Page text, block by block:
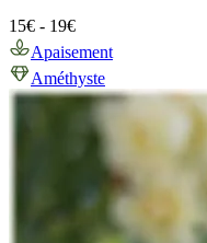
15€ - 19€
Apaisement
Améthyste